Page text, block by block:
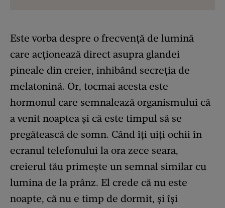
Este vorba despre o frecvență de lumină
care acționează direct asupra glandei
pineale din creier, inhibând secreția de
melatonină. Or, tocmai acesta este
hormonul care semnalează organismului că
a venit noaptea și că este timpul să se
pregătească de somn. Când îți uiți ochii în
ecranul telefonului la ora zece seara,
creierul tău primește un semnal similar cu
lumina de la prânz. El crede că nu este
noapte, că nu e timp de dormit, și își